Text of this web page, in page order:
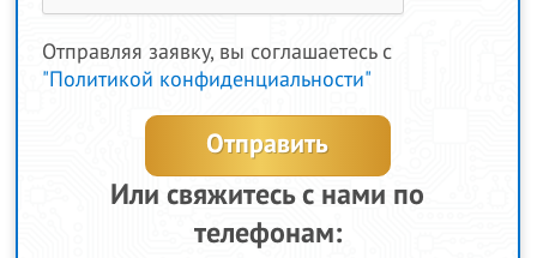
Отправляя заявку, вы соглашаетесь с
"Политикой конфиденциальности"
Или свяжитесь с нами по
телефонам: